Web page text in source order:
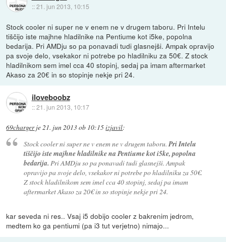
::21. jun 2013, 10:15
Stock cooler ni super ne v enem ne v drugem taboru. Pri Intelu
tiščijo iste majhne hladilnike na Pentiume kot i5ke, popolna
bedarija. Pri AMDju so pa ponavadi tudi glasnejši. Ampak opravijo
pa svoje delo, vsekakor ni potrebe po hladilniku za 50€. Z stock
hladilnikom sem imel cca 40 stopinj, sedaj pa imam aftermarket
Akaso za 20€ in so stopinje nekje pri 24.
iloveboobz
::21. jun 2013, 10:17
69chargerje21. jun 2013 ob 10:15izjavil:
Stock cooler ni super ne v enem ne v drugem taboru. Pri Intelu
tiščijo iste majhne hladilnike na Pentiume kot i5ke, popolna
bedarija. Pri AMDju so pa ponavadi tudi glasnejši. Ampak
opravijo pa svoje delo, vsekakor ni potrebe po hladilniku za 50€.
Z stock hladilnikom sem imel cca 40 stopinj, sedaj pa imam
aftermarket Akaso za 20€ in so stopinje nekje pri 24.
kar seveda ni res.. Vsaj i5 dobijo cooler z bakrenim jedrom,
medtem ko ga pentiumi (pa i3 tut verjetno) nimajo...